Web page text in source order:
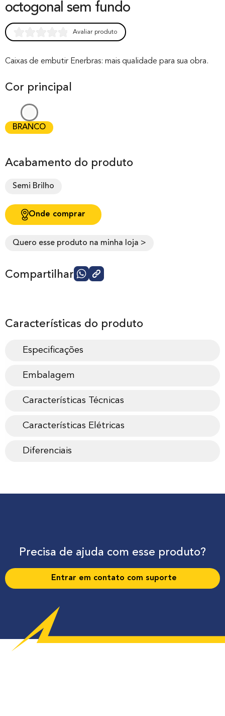
octogonal sem fundo
out of 0
customer
rating
Avaliar produto
Caixas de embutir Enerbras: mais qualidade para sua obra.
Cor principal
BRANCO
Acabamento do produto
Semi Brilho
Onde comprar
Quero esse produto na minha loja >
Compartilhar
Características do produto
Especificações
Embalagem
Características Técnicas
Características Elétricas
Diferenciais
Precisa de ajuda com esse produto?
Entrar em contato com suporte